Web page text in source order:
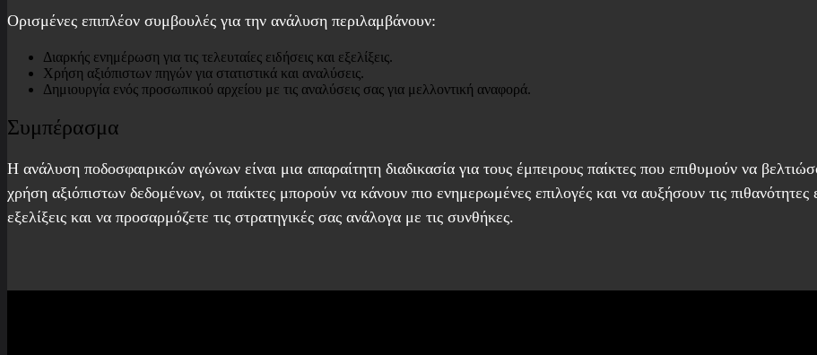
Ορισμένες επιπλέον συμβουλές για την ανάλυση περιλαμβάνουν:
Διαρκής ενημέρωση για τις τελευταίες ειδήσεις και εξελίξεις.
Χρήση αξιόπιστων πηγών για στατιστικά και αναλύσεις.
Δημιουργία ενός προσωπικού αρχείου με τις αναλύσεις σας για μελλοντική αναφορά.
Συμπέρασμα
Η ανάλυση ποδοσφαιρικών αγώνων είναι μια απαραίτητη διαδικασία για τους έμπειρους παίκτες που επιθυμούν να
χρήση αξιόπιστων δεδομένων, οι παίκτες μπορούν να κάνουν πιο ενημερωμένες επιλογές και να αυξήσουν τις πιθανότητες
εξελίξεις και να προσαρμόζετε τις στρατηγικές σας ανάλογα με τις συνθήκες.